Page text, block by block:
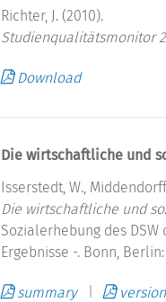
Richter, J. (2010).
Studienqualitätsmonitor
Download
Die wirtschaftliche und
Isserstedt, W.,
Die wirtschaftliche und
Sozialerhebung des
Ergebnisse -. Bonn, Berlin:
summary